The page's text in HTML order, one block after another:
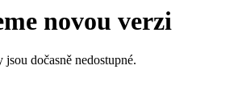
novou verzi
dočasně nedostupné.